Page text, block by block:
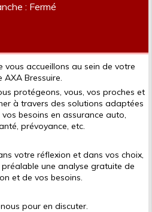
: Fermé
accueillons au sein de votre
AXA Bressuire.
protégeons, vous, vos proches et
à travers des solutions adaptées
besoins en assurance auto,
prévoyance, etc.
votre réflexion et dans vos choix,
une analyse gratuite de
et de vos besoins.
pour en discuter.